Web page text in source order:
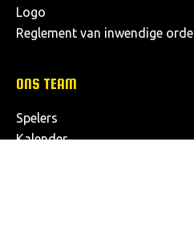
Logo
Reglement van inwendige orde
ONS TEAM
Spelers
Kalender